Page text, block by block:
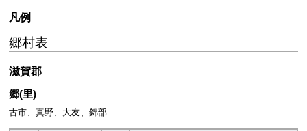
凡例
郷村表
滋賀郡
郷(里)
古市、真野、大友、錦部